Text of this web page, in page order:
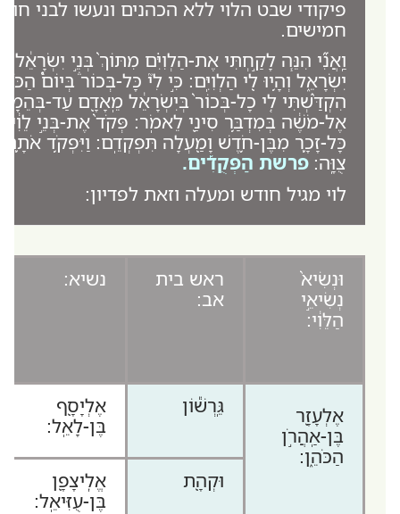
פיקודי שבט הלוי ללא הכהנים ונעשו לבני
חמישים.
וַֽאֲנִ֞י הִנֵּ֧ה לָקַ֣חְתִּי אֶת-הַלְוִיִּ֗ם מִתּוֹךְ֙ בְּנֵ֣י
יִשְׂרָאֵ֑ל וְהָ֥יוּ לִ֖י הַלְוִיִּֽם: כִּ֣י לִי֘ כָּל-בְּכוֹר֒ בְּיוֹם֩
הִקְדַּ֨שְׁתִּי לִ֤י כָל-בְּכוֹר֙ בְּיִשְׂרָאֵ֔ל מֵֽאָדָ֖ם עַד-בְּהֵמָ֑ה
אֶל-מֹשֶׁ֔ה בְּמִדְבַּ֥ר סִינַ֖י לֵאמֹֽר: פְּקֹד֙ אֶת-בְּנֵ֣י
כָּל-זָכָ֛ר מִבֶּן-חֹ֥דֶשׁ וָמַ֖עְלָה תִּפְקְדֵֽם: וַיִּפְקֹ֥ד
צֻוָּֽה: פרשת הַפְּקֻדִ֡ים.
לוי מגיל חודש ומעלה וזאת לפדיון:
וּנְשִׂיא֙
נְשִׂיאֵ֣י
הַלֵּוִ֔י:
ראש בית
אב:
נשיא:
אֶלְעָזָ֖ר
בֶּן-אַֽהֲרֹ֣ן
הַכֹּהֵ֑ן:
גֵּֽרְשׁ֕וֹן
אֶלְיָסָ֖ף
בֶּן-לָאֵֽל:
וּקְהָ֖ת
אֱלִֽיצָפָ֖ן
בֶּן-עֻזִּיאֵֽל: